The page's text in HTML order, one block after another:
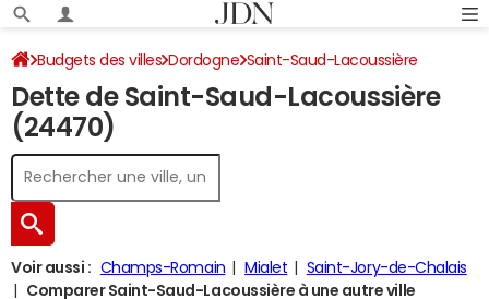
Budgets des villes Dordogne Saint-Saud-Lacoussière
Dette au 31/12/2024
Dette de Saint-Saud-Lacoussière
(24470)
Voir aussi : Champs-Romain Mialet
Saint-Jory-de-Chalais
Comparer Saint-Saud-Lacoussière à une autre ville